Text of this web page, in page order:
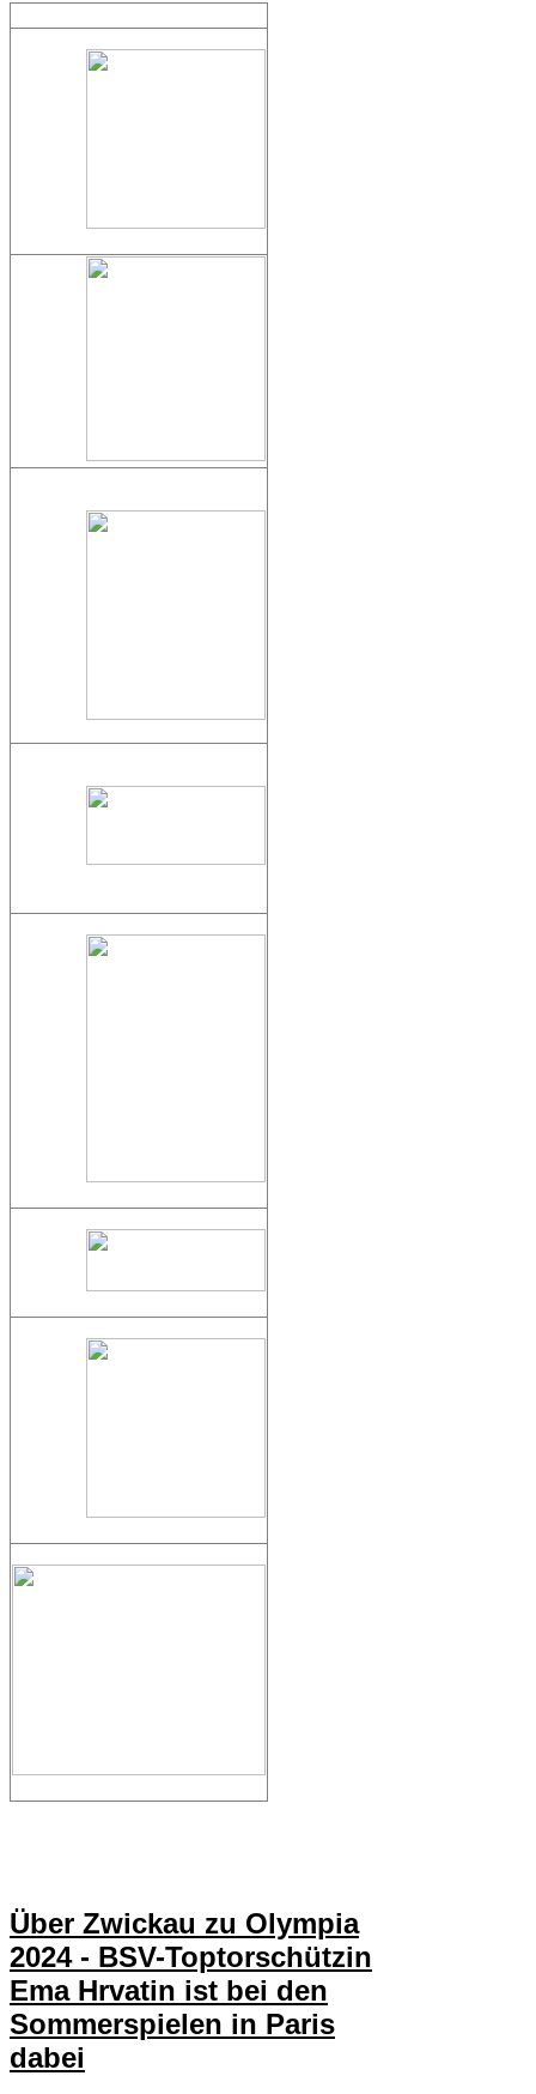
Über Zwickau zu Olympia
2024 - BSV-Toptorschützin
Ema Hrvatin ist bei den
Sommerspielen in Paris
dabei